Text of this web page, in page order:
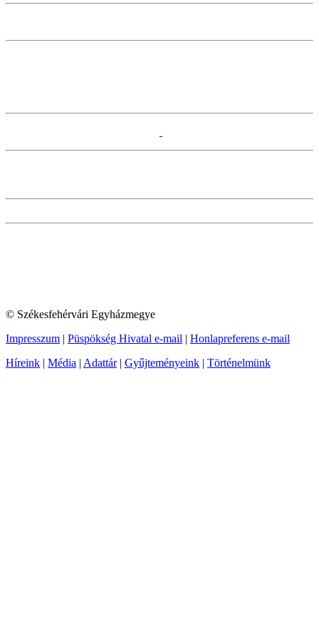
© Székesfehérvári Egyházmegye
Impresszum | Püspökség Hivatal e-mail | Honlapreferens e-mail
Híreink | Média | Adattár| Gyűjteményeink | Történelmünk